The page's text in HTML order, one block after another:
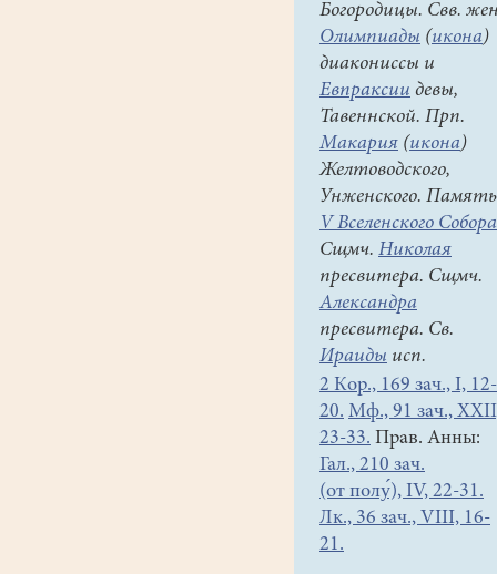
Богородицы. Свв.
Олимпиады (икона)
диакониссы и
Евпраксии девы,
Тавеннской. Прп.
Макария (икона)
Желтоводского,
Унженского. Память
V Вселенского Собора
Сщмч. Николая
пресвитера. Сщмч.
Александра
пресвитера. Св.
Ираиды исп.
2 Кор., 169 зач., I, 12-
20. Мф., 91 зач.,
23-33. Прав. Анны:
Гал., 210 зач.
(от полу́), IV, 22-31.
Лк., 36 зач., VIII, 16-
21.